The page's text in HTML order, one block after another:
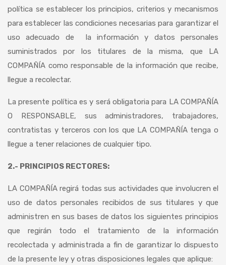
política se establecer los principios, criterios y mecanismos
para establecer las condiciones necesarias para garantizar el
uso adecuado de la información y datos personales
suministrados por los titulares de la misma, que LA
COMPAÑÍA como responsable de la información que recibe,
llegue a recolectar.
La presente política es y será obligatoria para LA COMPAÑÍA
O RESPONSABLE, sus administradores, trabajadores,
contratistas y terceros con los que LA COMPAÑÍA tenga o
llegue a tener relaciones de cualquier tipo.
2.- PRINCIPIOS RECTORES:
LA COMPAÑÍA regirá todas sus actividades que involucren el
uso de datos personales recibidos de sus titulares y que
administren en sus bases de datos los siguientes principios
que regirán todo el tratamiento de la información
recolectada y administrada a fin de garantizar lo dispuesto
de la presente ley y otras disposiciones legales que aplique: